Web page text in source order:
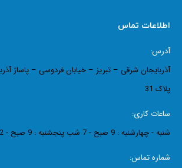
اطلاعات تماس
آدرس:
آذربایجان شرقی – تبریز – خیابان فردوسی – پاساژ
پلاک 31
ساعات کاری:
شنبه - چهارشنبه : 9 صبح - 7 شب پنجشنبه : 9 صبح - 2 ظهر
شماره تماس: